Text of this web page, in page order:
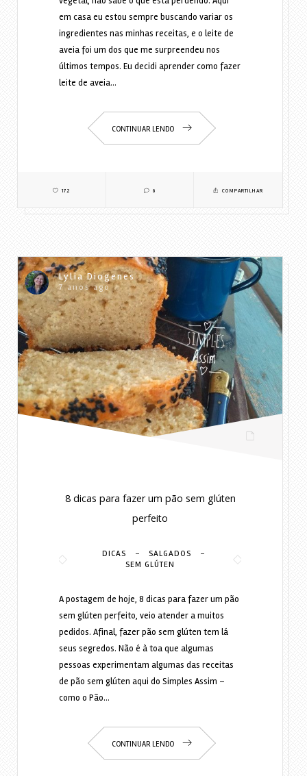
em casa eu estou sempre buscando variar os
ingredientes nas minhas receitas, e o leite de
aveia foi um dos que me surpreendeu nos
últimos tempos. Eu decidi aprender como fazer
leite de aveia…
CONTINUAR LENDO
172 6 COMPARTILHAR
Lylia Diogenes
7 anos ago
8 dicas para fazer um pão sem glúten
perfeito
DICAS - SALGADOS -
SEM GLÚTEN
A postagem de hoje, 8 dicas para fazer um pão
sem glúten perfeito, veio atender a muitos
pedidos. Afinal, fazer pão sem glúten tem lá
seus segredos. Não é à toa que algumas
pessoas experimentam algumas das receitas
de pão sem glúten aqui do Simples Assim –
como o Pão…
CONTINUAR LENDO